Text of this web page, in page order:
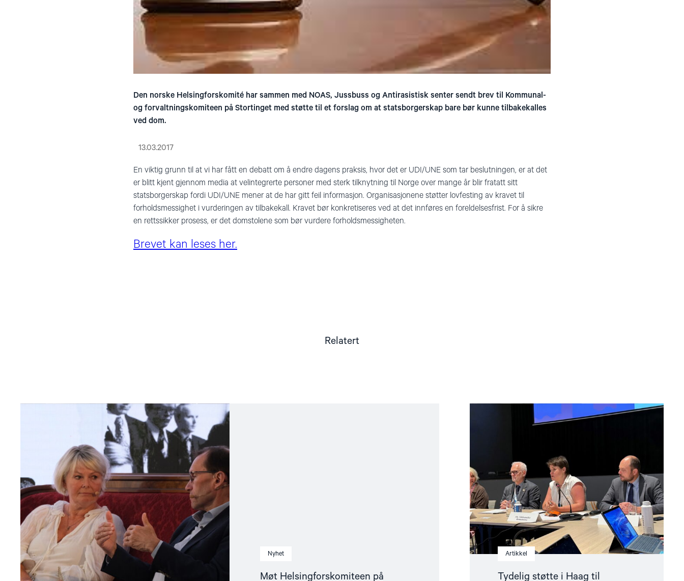
Den norske Helsingforskomité har sammen med NOAS, Jussbuss og Antirasistisk senter sendt brev til Kommunal-
og forvaltningskomiteen på Stortinget med støtte til et forslag om at statsborgerskap bare bør kunne tilbakekalles
ved dom.
13.03.2017
En viktig grunn til at vi har fått en debatt om å endre dagens praksis, hvor det er UDI/UNE som tar beslutningen, er at det
er blitt kjent gjennom media at velintegrerte personer med sterk tilknytning til Norge over mange år blir fratatt sitt
statsborgerskap fordi UDI/UNE mener at de har gitt feil informasjon. Organisasjonene støtter lovfesting av kravet til
forholdsmessighet i vurderingen av tilbakekall. Kravet bør konkretiseres ved at det innføres en foreldelsesfrist. For å sikre
en rettssikker prosess, er det domstolene som bør vurdere forholdsmessigheten.
Brevet kan leses her.
Relatert
Nyhet
Møt Helsingforskomiteen på
Artikkel
Tydelig støtte i Haag til
article
til
«People
First»"